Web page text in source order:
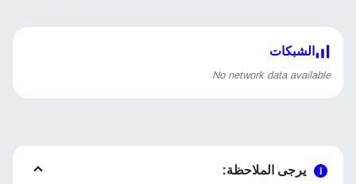
الشبكات
No network data available
يرجى الملاحظة: